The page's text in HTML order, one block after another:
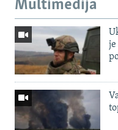
Multimedija
je